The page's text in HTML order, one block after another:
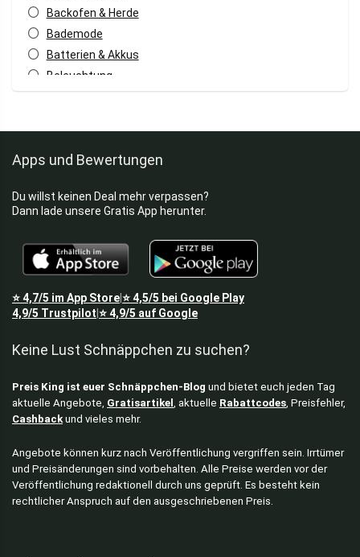
Backofen & Herde
Bademode
Batterien & Akkus
Beleuchtung
Bürobedarf
Damen Jacken
Daunenjacken
Dies & Das
E-Scooter
Elektronik Zubehör
Erotik
Fahrrad
Fan Merch
Fitness
Fritteusen
Apps und Bewertungen
Du willst keinen Deal mehr verpassen?
Dann lade unsere Gratis App herunter.
⭐4,7/5 im App Store⭐4,5/5 bei Google Play
4,9/5 Trustpilot ⭐4,9/5 auf Google
Keine Lust Schnäppchen zu suchen?
Preis King ist euer Schnäppchen-Blog und bietet euch jeden Tag
aktuelle Angebote, Gratisartikel , aktuelle Rabattcodes , Preisfehler,
Cashback und vieles mehr.
Angebote können kurz nach Veröffentlichung vergriffen sein. Irrtümer
und Preisänderungen sind vorbehalten. Alle Preise werden vor der
Veröffentlichung redaktionell durch uns geprüft. Es besteht kein
rechtlicher Anspruch auf den ausgeschriebenen Preis.